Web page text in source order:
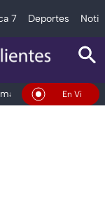
7 Deportes
DeportesEn Vivo